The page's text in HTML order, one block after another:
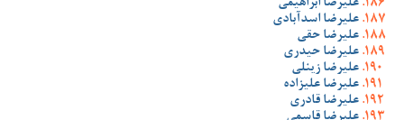
علیرضا ابراهیمی
علیرضا اسدآبادی
علیرضا حقی
علیرضا حیدری
علیرضا زینلی
علیرضا علیزاده
علیرضا قادری